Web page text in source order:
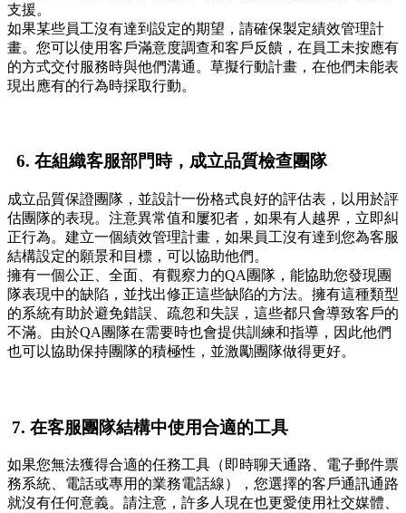
支援。
如果某些員工沒有達到設定的期望，請確保製定績效管理計
畫。您可以使用客戶滿意度調查和客戶反饋，在員工未按應有
的方式交付服務時與他們溝通。草擬行動計畫，在他們未能表
現出應有的行為時採取行動。
6. 在組織客服部門時，成立品質檢查團隊
成立品質保證團隊，並設計一份格式良好的評估表，以用於評
估團隊的表現。注意異常值和屢犯者，如果有人越界，立即糾
正行為。建立一個績效管理計畫，如果員工沒有達到您為客服
結構設定的願景和目標，可以協助他們。
擁有一個公正、全面、有觀察力的QA團隊，能協助您發現團
隊表現中的缺陷，並找出修正這些缺陷的方法。擁有這種類型
的系統有助於避免錯誤、疏忽和失誤，這些都只會導致客戶的
不滿。由於QA團隊在需要時也會提供訓練和指導，因此他們
也可以協助保持團隊的積極性，並激勵團隊做得更好。
7. 在客服團隊結構中使用合適的工具
如果您無法獲得合適的任務工具（即時聊天通路、電子郵件票
務系統、電話或專用的業務電話線），您選擇的客戶通訊通路
就沒有任何意義。請注意，許多人現在也更愛使用社交媒體、